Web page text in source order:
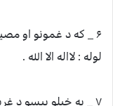
۶ _ که د غمونو او
لوله : لااله الا الله .
۷ _ په خپلو پېسو د غریبانو او فقیرانو دعاوې واخله .